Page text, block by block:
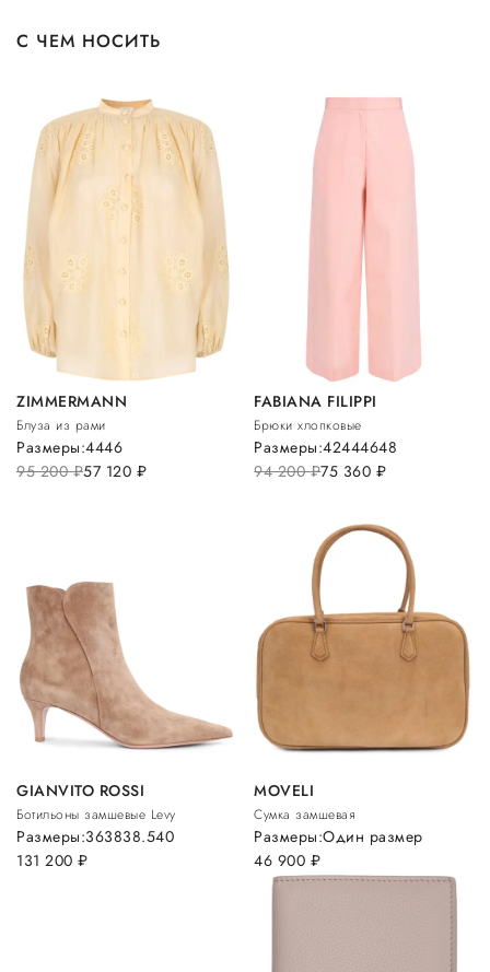
С ЧЕМ НОСИТЬ
ZIMMERMANN
Блуза из рами
95 200руб.57 120 руб.
Размеры:4446
FABIANA FILIPPI
Брюки хлопковые
94 200руб.75 360 руб.
Размеры:42444648
GIANVITO ROSSI
Ботильоны замшевые Levy
131 200 руб.
Размеры:363838.540
MOVELI
Сумка замшевая
46 900 руб.
Размеры:Один размер